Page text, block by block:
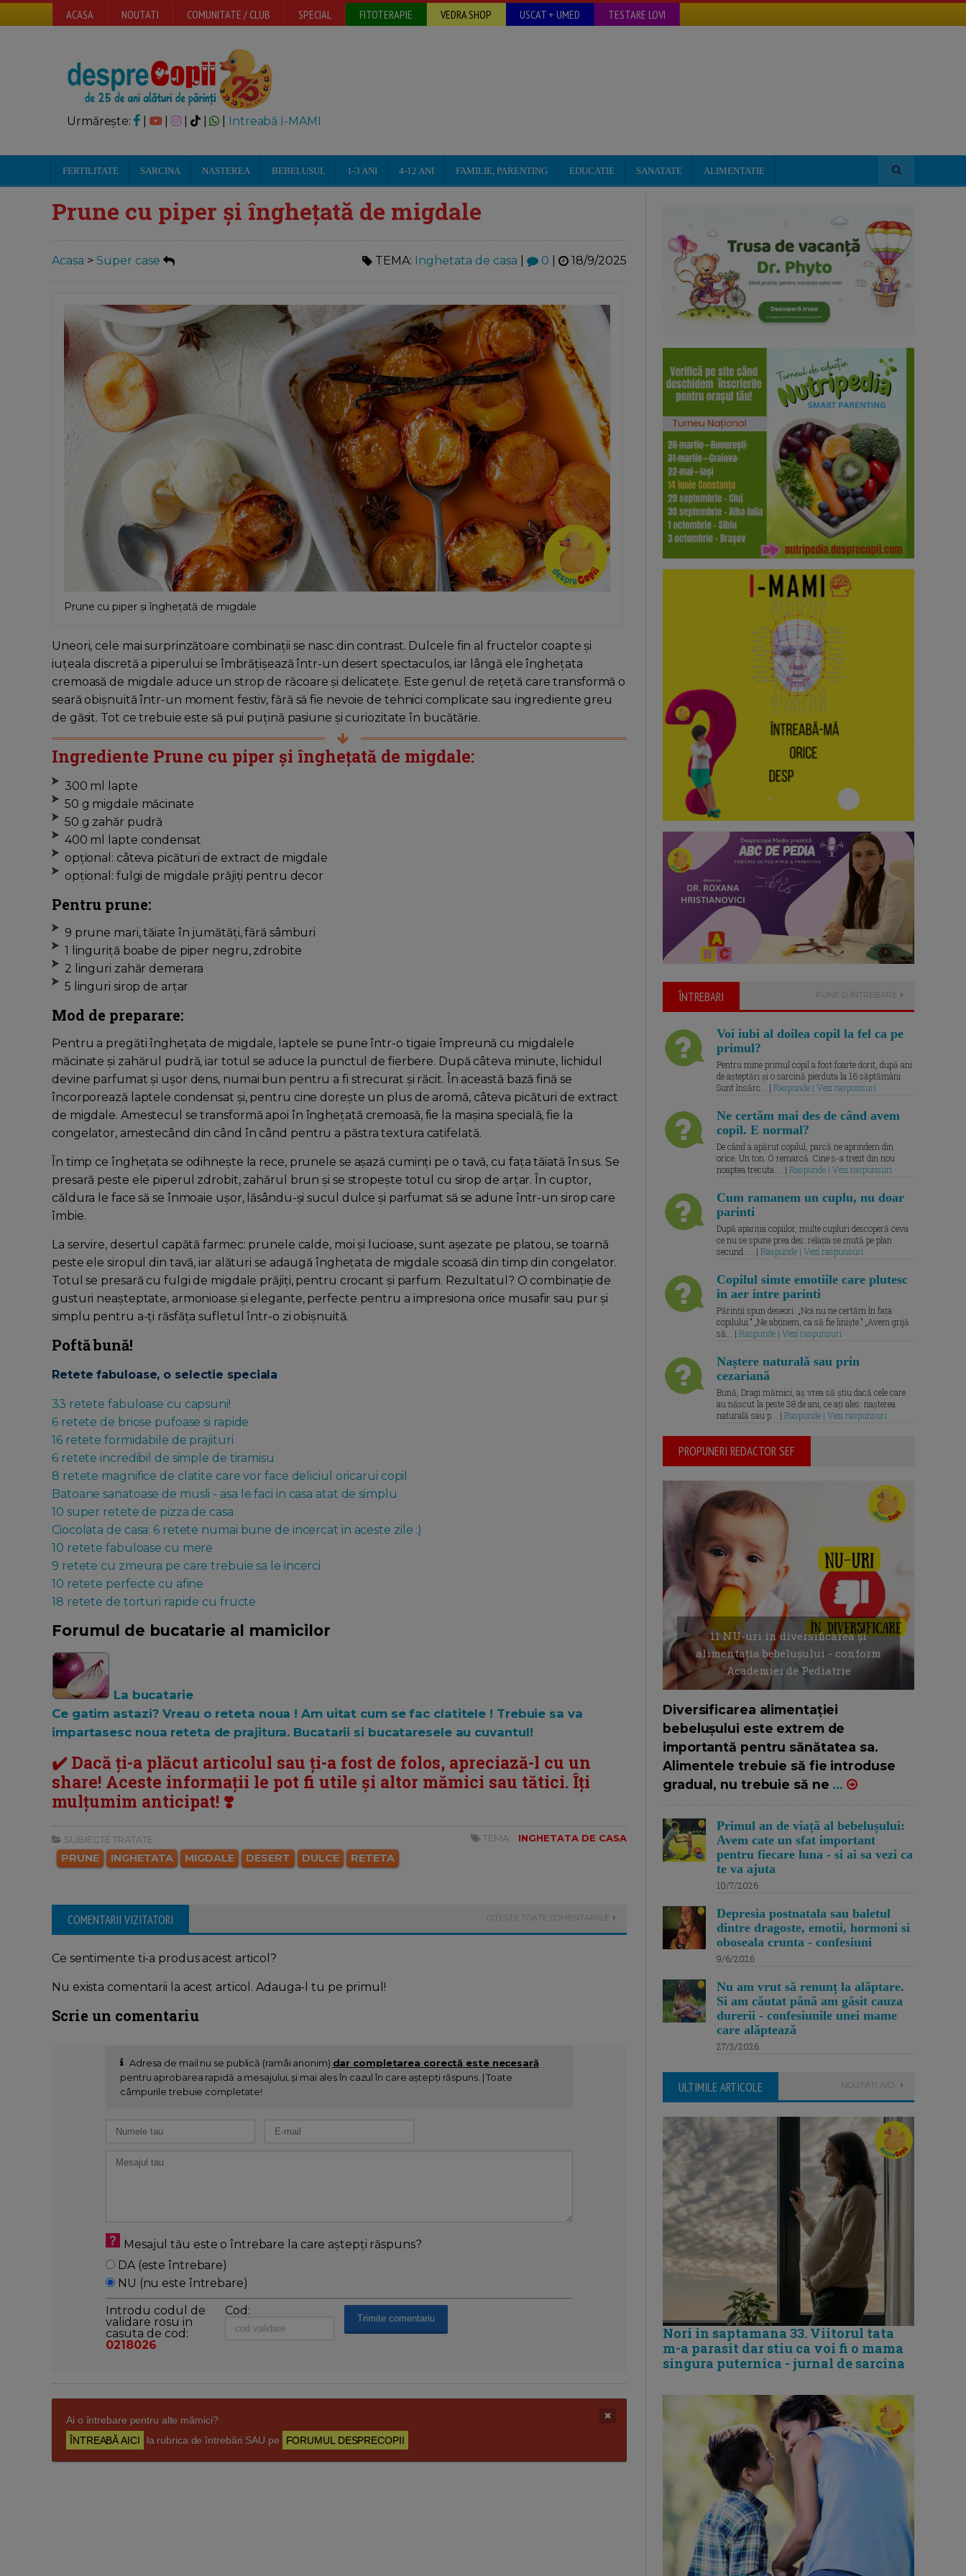
ACASA NOUTATI COMUNITATE / CLUB SPECIAL FITOTERAPIE VEDRA SHOP USCAT + UMED TESTARE LOVI
Urmărește: | | Intreabă I-MAMI
FERTILITATE SARCINA NASTEREA BEBELUSUL 1-3 ANI 4-12 ANI FAMILIE, PARENTING EDUCATIE SANATATE ALIMENTATIE
Prune cu piper și înghețată de migdale
Acasa > Super case TEMA: Inghetata de casa 0 18/9/2025
Prune cu piper și înghețată de migdale
Uneori, cele mai surprinzătoare combinații se nasc din contrast. Dulcele fin al fructelor coapte și
iuțeala discretă a piperului se îmbrățișează într-un desert spectaculos, iar lângă ele înghețata
cremoasă de migdale aduce un strop de răcoare și delicatețe. Este genul de rețetă care transformă o
seară obișnuită într-un moment festiv, fără să fie nevoie de tehnici complicate sau ingrediente greu
de găsit. Tot ce trebuie este să pui puțină pasiune și curiozitate în bucătărie.
Ingrediente Prune cu piper și înghețată de migdale:
300 ml lapte
50 g migdale măcinate
50 g zahăr pudră
400 ml lapte condensat
opțional: câteva picături de extract de migdale
opțional: fulgi de migdale prăjiți pentru decor
Pentru prune:
9 prune mari, tăiate în jumătăți, fără sâmburi
1 linguriță boabe de piper negru, zdrobite
2 linguri zahăr demerara
5 linguri sirop de arțar
Mod de preparare:
Pentru a pregăti înghețata de migdale, laptele se pune într-o tigaie împreună cu migdalele
măcinate și zahărul pudră, iar totul se aduce la punctul de fierbere. După câteva minute, lichidul
devine parfumat și ușor dens, numai bun pentru a fi strecurat și răcit. În această bază fină se
încorporează laptele condensat și, pentru cine dorește un plus de aromă, câteva picături de extract
de migdale. Amestecul se transformă apoi în înghețată cremoasă, fie la mașina specială, fie la
congelator, amestecând din când în când pentru a păstra textura catifelată.
În timp ce înghețata se odihnește la rece, prunele se așază cuminți pe o tavă, cu fața tăiată în sus. Se
presară peste ele piperul zdrobit, zahărul brun și se stropește totul cu sirop de arțar. În cuptor,
căldura le face să se înmoaie ușor, lăsându-și sucul dulce și parfumat să se adune într-un sirop care
îmbie.
La servire, desertul capătă farmec: prunele calde, moi și lucioase, sunt așezate pe platou, se toarnă
peste ele siropul din tavă, iar alături se adaugă înghețata de migdale scoasă din timp din congelator.
Totul se presară cu fulgi de migdale prăjiți, pentru crocant și parfum. Rezultatul? O combinație de
gusturi neașteptate, armonioase și elegante, perfecte pentru a impresiona orice musafir sau pur și
simplu pentru a-ți răsfăța sufletul într-o zi obișnuită.
Poftă bună!
Retete fabuloase, o selectie speciala
33 retete fabuloase cu capsuni!
6 retete de briose pufoase si rapide
16 retete formidabile de prajituri
6 retete incredibil de simple de tiramisu
8 retete magnifice de clatite care vor face deliciul oricarui copil
Batoane sanatoase de musli - asa le faci in casa atat de simplu
10 super retete de pizza de casa
Ciocolata de casa: 6 retete numai bune de incercat in aceste zile :)
10 retete fabuloase cu mere
9 retete cu zmeura pe care trebuie sa le incerci
10 retete perfecte cu afine
18 retete de torturi rapide cu fructe
Forumul de bucatarie al mamicilor
La bucatarie
Ce gatim astazi? Vreau o reteta noua ! Am uitat cum se fac clatitele ! Trebuie sa va
impartasesc noua reteta de prajitura. Bucatarii si bucataresele au cuvantul!
✔️ Dacă ți-a plăcut articolul sau ți-a fost de folos, apreciază-l cu un
share! Aceste informații le pot fi utile și altor mămici sau tătici. Îți
mulțumim anticipat! ❣️
SUBIECTE TRATATE:
PRUNE INGHETATA MIGDALE DESERT DULCE RETETA
TEMA: INGHETATA DE CASA
COMENTARII VIZITATORI CITESTE TOATE COMENTARIILE
Ce sentimente ti-a produs acest articol?
Nu exista comentarii la acest articol. Adauga-l tu pe primul!
Scrie un comentariu
Adresa de mail nu se publică (ramâi anonim) dar completarea corectă este necesară
pentru aprobarea rapidă a mesajului, și mai ales în cazul în care aștepți răspuns. | Toate
câmpurile trebuie completate!
Mesajul tău este o întrebare la care aștepți răspuns?
DA (este întrebare)
NU (nu este întrebare)
Introdu codul de
validare rosu in
casuta de cod:
0218026
Cod:
Ai o întrebare pentru alte mămici?
ÎNTREABĂ AICI
la rubrica de întrebări SAU pe FORUMUL DESPRECOPII
ÎNTREBARI PUNE O ÎNTREBARE
Voi iubi al doilea copil la fel ca pe
primul?
Pentru mine primul copil a fost foarte dorit, după ani
de așteptări și o sarcină pierduta la 16 săptămâni.
Sunt însărc... | Raspunde | Vezi raspunsuri
Ne certăm mai des de când avem
copil. E normal?
De când a apărut copilul, parcă ne aprindem din
orice. Un ton. O remarcă. Cine s-a trezit din nou
noaptea trecuta.... | Raspunde | Vezi raspunsuri
Cum ramanem un cuplu, nu doar
parinti
După apariția copiilor, multe cupluri descoperă ceva
ce nu se spune prea des: relația se mută pe plan
secund. ... | Raspunde | Vezi raspunsuri
Copilul simte emotiile care plutesc
in aer intre parinti
Părinții spun deseori: „Noi nu ne certăm în fața
copilului.” „Ne abținem, ca să fie liniște.” „Avem grijă
să... | Raspunde | Vezi raspunsuri
Naștere naturală sau prin
cezariană
Bună, Dragi mămici, aș vrea să știu dacă cele care
au născut la peste 38 de ani, ce ați ales: nașterea
naturală sau p... | Raspunde | Vezi raspunsuri
PROPUNERI REDACTOR SEF
11 NU-uri in diversificarea și
alimentația bebelușului - conform
Academiei de Pediatrie
Diversificarea alimentației
bebelușului este extrem de
importantă pentru sănătatea sa.
Alimentele trebuie să fie introduse
gradual, nu trebuie să ne ...
Primul an de viață al bebelușului:
Avem cate un sfat important
pentru fiecare luna - si ai sa vezi ca
te va ajuta
10/7/2026
Depresia postnatala sau baletul
dintre dragoste, emotii, hormoni si
oboseala crunta - confesiuni
9/6/2026
Nu am vrut să renunț la alăptare.
Si am căutat până am găsit cauza
durerii - confesiunile unei mame
care alăptează
27/3/2026
ULTIMILE ARTICOLE NOUTATI AICI
Nori in saptamana 33. Viitorul tata
m-a parasit dar stiu ca voi fi o mama
singura puternica - jurnal de sarcina